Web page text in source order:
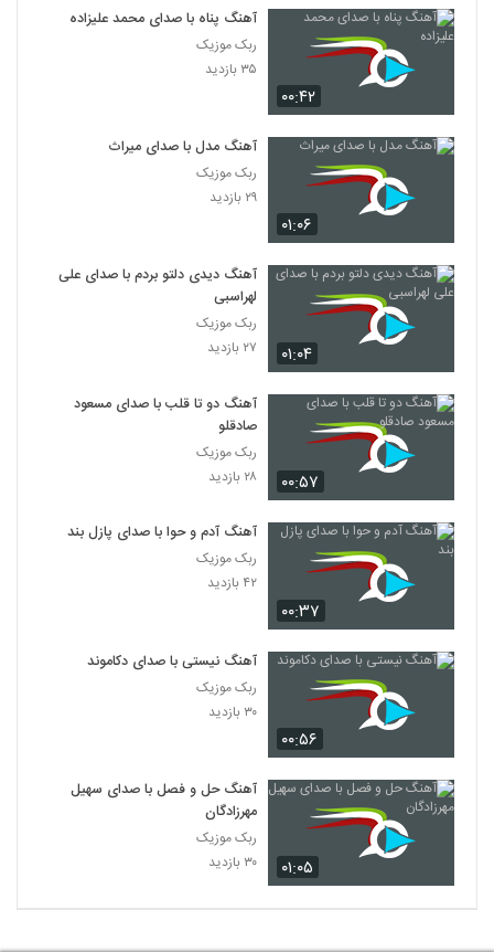
۰۰:۴۲
آهنگ پناه با صدای محمد علیزاده
ربک موزیک
۳۵ بازدید
۰۱:۰۶
آهنگ مدل با صدای میراث
ربک موزیک
۲۹ بازدید
۰۱:۰۴
آهنگ دیدی دلتو بردم با صدای علی
لهراسبی
ربک موزیک
۲۷ بازدید
۰۰:۵۷
آهنگ دو تا قلب با صدای مسعود
صادقلو
ربک موزیک
۲۸ بازدید
۰۰:۳۷
آهنگ آدم و حوا با صدای پازل بند
ربک موزیک
۴۲ بازدید
۰۰:۵۶
آهنگ نیستی با صدای دکاموند
ربک موزیک
۳۰ بازدید
۰۱:۰۵
آهنگ حل و فصل با صدای سهیل
مهرزادگان
ربک موزیک
۳۰ بازدید